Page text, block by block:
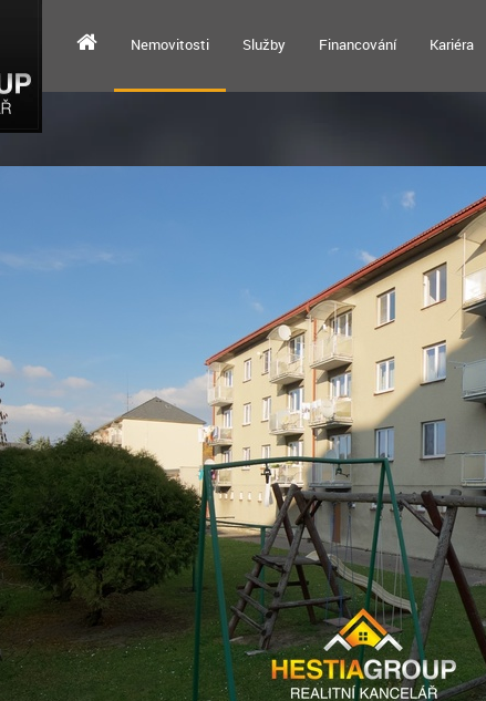
Nemovitosti Služby Financování Kariéra